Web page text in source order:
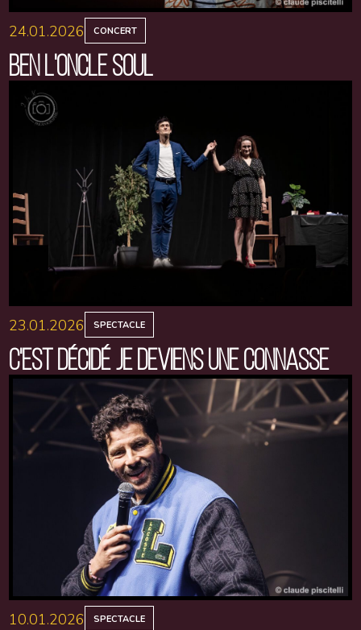
24.01.2026 CONCERT
BEN L'ONCLE SOUL
23.01.2026 SPECTACLE
C'EST DÉCIDÉ JE DEVIENS UNE CONNASSE
10.01.2026 SPECTACLE